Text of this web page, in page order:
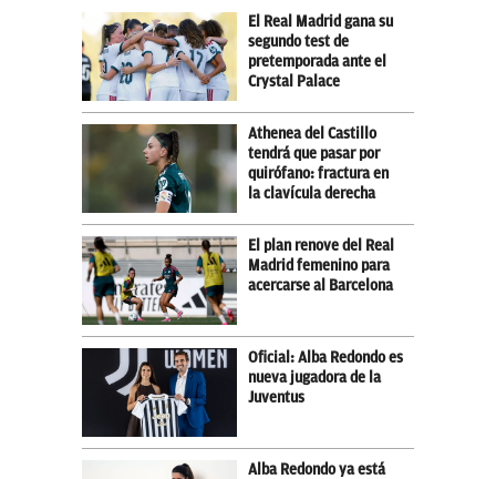
El Real Madrid gana su
segundo test de
pretemporada ante el
Crystal Palace
Athenea del Castillo
tendrá que pasar por
quirófano: fractura en
la clavícula derecha
El plan renove del Real
Madrid femenino para
acercarse al Barcelona
Oficial: Alba Redondo es
nueva jugadora de la
Juventus
Alba Redondo ya está